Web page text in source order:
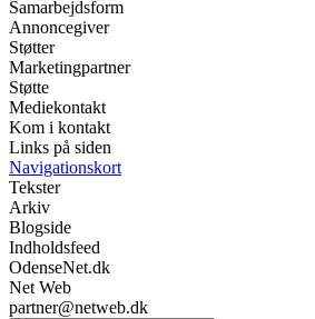
Samarbejdsform
Annoncegiver
Støtter
Marketingpartner
Støtte
Mediekontakt
Kom i kontakt
Links på siden
Navigationskort
Tekster
Arkiv
Blogside
Indholdsfeed
OdenseNet.dk
Net Web
partner@netweb.dk